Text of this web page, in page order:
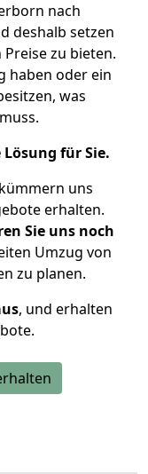
nach
deshalb setzen
zu bieten.
haben oder ein
was
für Sie.
uns
erhalten.
Sie uns noch
Umzug von
zu planen.
, und erhalten